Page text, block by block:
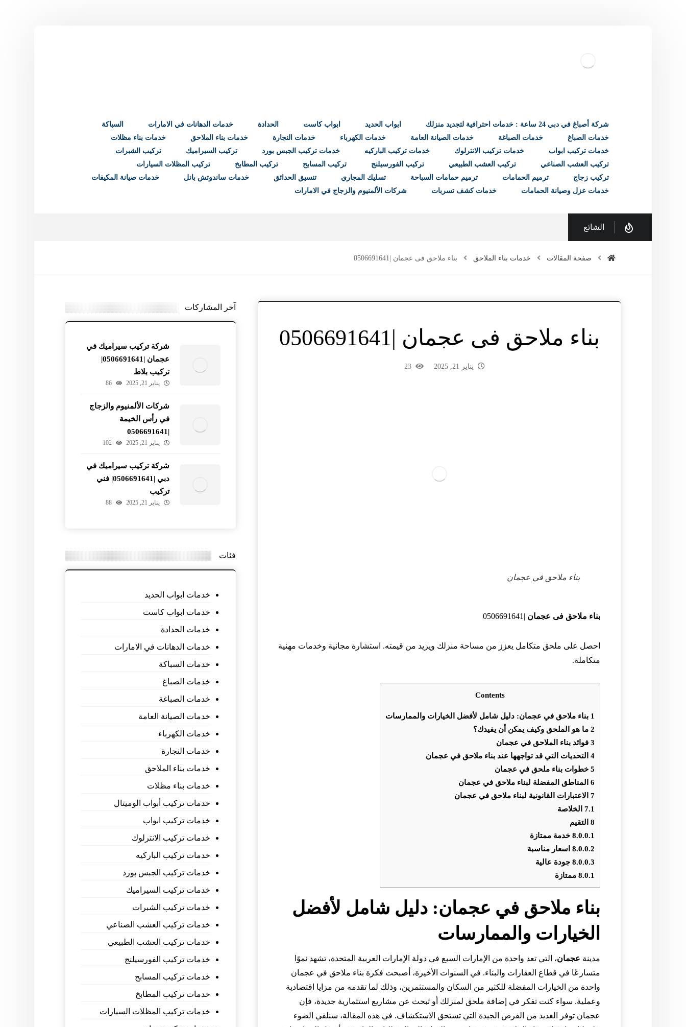
شركة أصباغ في دبي 24 ساعة : خدمات احترافية لتجديد منزلك ابواب الحديد ابواب كاست الحدادة خدمات الدهانات في الامارات
السباكة
خدمات الصباغ
خدمات الصباغة خدمات الصيانة العامة خدمات الكهرباء خدمات النجارة خدمات بناء الملاحق
خدمات بناء مظلات
خدمات تركيب ابواب
خدمات تركيب الانترلوك خدمات تركيب الباركيه خدمات تركيب الجبس بورد تركيب السيراميك
تركيب الشبرات
تركيب العشب الصناعي
تركيب العشب الطبيعي تركيب الفورسيلنج تركيب المسابح تركيب المطابخ
تركيب المظلات السيارات
تركيب زجاج
ترميم الحمامات ترميم حمامات السباحة تسليك المجاري تنسيق الحدائق خدمات ساندوتش بانل
خدمات صيانة المكيفات
خدمات عزل وصيانة الحمامات
خدمات كشف تسربات شركات الألمنيوم والزجاج في الامارات
الشائع
صفحة المقالات خدمات بناء الملاحق بناء ملاحق فى عجمان |0506691641
بناء ملاحق فى عجمان |0506691641
يناير 21, 2025 23
بناء ملاحق في عجمان
بناء ملاحق فى عجمان |0506691641
احصل على ملحق متكامل يعزز من مساحة منزلك ويزيد من قيمته. استشارة مجانية وخدمات مهنية
متكاملة.
Contents
1 بناء ملاحق في عجمان: دليل شامل لأفضل الخيارات والممارسات
2ما هو الملحق وكيف يمكن أن يفيدك؟
3فوائد بناء الملاحق في عجمان
4التحديات التي قد تواجهها عند بناء ملاحق في عجمان
5خطوات بناء ملحق في عجمان
6المناطق المفضلة لبناء ملاحق في عجمان
7الاعتبارات القانونية لبناء ملاحق في عجمان
7.1الخلاصة
8التقيم
8.0.0.1خدمة ممتازة
8.0.0.2اسعار مناسبة
8.0.0.3جودة عالية
8.0.1ممتازة
بناء ملاحق في عجمان: دليل شامل لأفضل
الخيارات والممارسات
مدينة عجمان، التي تعد واحدة من الإمارات السبع في دولة الإمارات العربية المتحدة، تشهد نموًا
متسارعًا في قطاع العقارات والبناء. في السنوات الأخيرة، أصبحت فكرة بناء ملاحق في عجمان
واحدة من الخيارات المفضلة للكثير من السكان والمستثمرين، وذلك لما تقدمه من مزايا اقتصادية
وعملية. سواء كنت تفكر في إضافة ملحق لمنزلك أو تبحث عن مشاريع استثمارية جديدة، فإن
عجمان توفر العديد من الفرص الجيدة التي تستحق الاستكشاف. في هذه المقالة، سنلقي الضوء
آخر المشاركات
شركة تركيب سيراميك في
عجمان |0506691641|
تركيب بلاط
يناير 21, 2025 86
شركات الألمنيوم والزجاج
في رأس الخيمة
|0506691641
يناير 21, 2025 102
شركة تركيب سيراميك في
دبي |0506691641| فني
تركيب
يناير 21, 2025 88
فئات
خدمات ابواب الحديد
خدمات ابواب كاست
خدمات الحدادة
خدمات الدهانات في الامارات
خدمات السباكة
خدمات الصباغ
خدمات الصباغة
خدمات الصيانة العامة
خدمات الكهرباء
خدمات النجارة
خدمات بناء الملاحق
خدمات بناء مظلات
خدمات تركيب أبواب الوميتال
خدمات تركيب ابواب
خدمات تركيب الانترلوك
خدمات تركيب الباركيه
خدمات تركيب الجبس بورد
خدمات تركيب السيراميك
خدمات تركيب الشبرات
خدمات تركيب العشب الصناعي
خدمات تركيب العشب الطبيعي
خدمات تركيب الفورسيلنج
خدمات تركيب المسابح
خدمات تركيب المطابخ
خدمات تركيب المظلات السيارات